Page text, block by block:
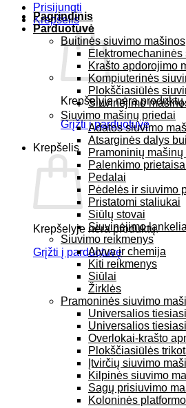
Prisijungti
Krepšelis
Krepšelyje nėra produktų.
Grįžti į parduotuvę
Krepšelis
Krepšelyje nėra produktų.
Grįžti į parduotuvę
Pagrindinis
Parduotuvė
Buitinės siuvimo mašinos
Krašto apdorojimo
Kompiuterinės
Plokščiasiūlės
Siuvinėjimo
Siuvimo mašinų priedai
Adatos siuvimo
Atsarginės dalys
Pramoninių
Palenkimo
Pedalai
Pėdelės ir siuvimo
Pristatomi staliukai
Siūlų stovai
Siuvinėjimo
Siuvimo reikmenys
Alyva ir chemija
Kiti reikmenys
Siūlai
Žirklės
Pramoninės siuvimo
Universalios
Universalios
Overlokai-krašto
Plokščiasiūlės
Įtvirčių siuvimo
Kilpinės siuvimo
Sagų prisiuvimo
Koloninės